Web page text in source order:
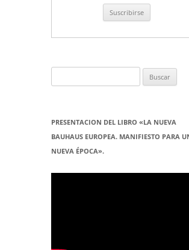
PRESENTACION DEL LIBRO «LA NUEVA
BAUHAUS EUROPEA. MANIFIESTO PARA
NUEVA ÉPOCA».